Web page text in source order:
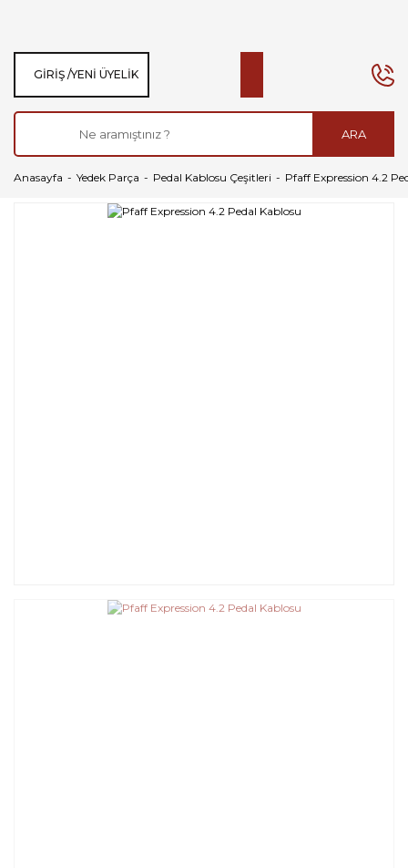
ARA
GIRIŞ /YENI ÜYELIK
Anasayfa Yedek Parça Pedal Kablosu Çeşitleri Pfaff Expression 4.2